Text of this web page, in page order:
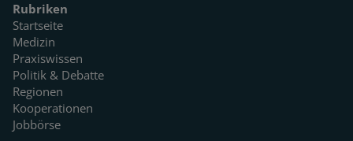
Rubriken
Startseite
Medizin
Praxiswissen
Politik & Debatte
Regionen
Kooperationen
Jobbörse